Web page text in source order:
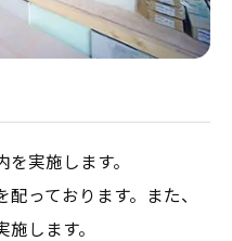
実施します。
っております。また、
します。